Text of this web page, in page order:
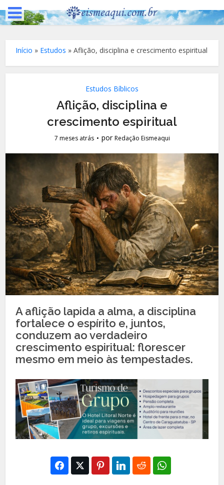
Início » Estudos »Aflição, disciplina e crescimento espiritual
Estudos Bíblicos
Aflição, disciplina e
crescimento espiritual
7 meses atrás porRedação Eismeaqui
A aflição lapida a alma, a disciplina
fortalece o espírito e, juntos,
conduzem ao verdadeiro
crescimento espiritual: florescer
mesmo em meio às tempestades.